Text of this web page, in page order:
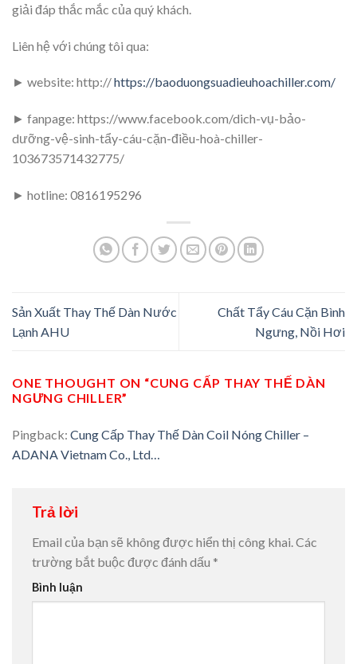
giải đáp thắc mắc của quý khách.
Liên hệ với chúng tôi qua:
► website: http://https://baoduongsuadieuhoachiller.com/
► fanpage: https://www.facebook.com/dich-vụ-bảo-
dưỡng-vệ-sinh-tẩy-cáu-cặn-điều-hoà-chiller-
103673571432775/
► hotline: 0816195296
Sản Xuất Thay Thế Dàn Nước
Lạnh AHU
Chất Tẩy Cáu Cặn Bình
Ngưng, Nồi Hơi
ONE THOUGHT ON “CUNG CẤP THAY THẾ DÀN
NGƯNG CHILLER”
Pingback: Cung Cấp Thay Thế Dàn Coil Nóng Chiller –
ADANA Vietnam Co., Ltd…
Trả lời
Email của bạn sẽ không được hiển thị công khai.Các
trường bắt buộc được đánh dấu *
Bình luận